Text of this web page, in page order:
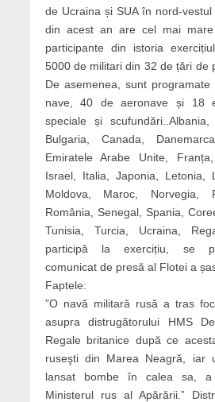
de Ucraina și SUA în nord-
din acest an are cel mai
participante din istoria
5000 de militari din 32 de țări de
De asemenea, sunt
nave, 40 de aeronave și 18
speciale și scufundări..Albania,
Bulgaria, Canada,
Emiratele Arabe Unite,
Israel, Italia, Japonia, Letonia,
Moldova, Maroc, Norvegia,
România, Senegal, Spania,
Tunisia, Turcia, Ucraina,
participă la exercițiu, se
comunicat de presă al Flotei a
Faptele:
”O navă militară rusă a tras
asupra distrugătorului HMS
Regale britanice după ce
ruseşti din Marea Neagră, iar
lansat bombe în calea sa, a
Ministerul rus al Apărării.”